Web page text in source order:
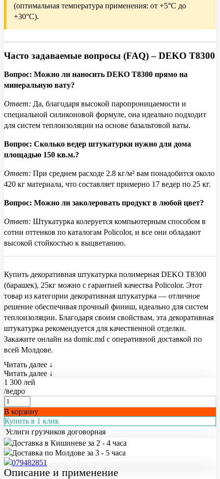
(оптимальная температура применения: от +5°C до
+30°C).
Часто задаваемые вопросы (FAQ) – DEKO T8300
Вопрос: Можно ли наносить DEKO T8300 прямо на
минеральную вату?
Ответ: Да, благодаря высокой паропроницаемости и
специальной силиконовой формуле, она идеально подходит
для систем теплоизоляции на основе базальтовой ваты.
Вопрос: Сколько ведер штукатурки нужно для дома
площадью 150 кв.м.?
Ответ: При среднем расходе 2.8 кг/м² вам понадобится около
420 кг материала, что составляет примерно 17 ведер по 25 кг.
Вопрос: Можно ли заколеровать продукт в любой цвет?
Ответ: Штукатурка колеруется компьютерным способом в
сотни оттенков по каталогам Policolor, и все они обладают
высокой стойкостью к выцветанию.
Купить декоративная штукатурка полимерная DEKO T8300
(барашек), 25кг можно с гарантией качества Policolor. Этот
товар из категории декоративная штукатурка — отличное
решение обеспечивая прочный финиш, идеально для систем
теплоизоляции. Благодаря своим свойствам, эта декоративная
штукатурка рекомендуется для качественной отделки.
Закажите онлайн на domic.md с оперативной доставкой по
всей Молдове.
Читать далее ↓
Читать далее ↓
1 300 лей
/ведро
В корзину
Купить в 1 клик
Услиги грузчиков договорная
Доставка в Кишиневе за 2 - 4 часа
Доставка по Молдове за 3 - 5 часа
079482851
Описание и применение